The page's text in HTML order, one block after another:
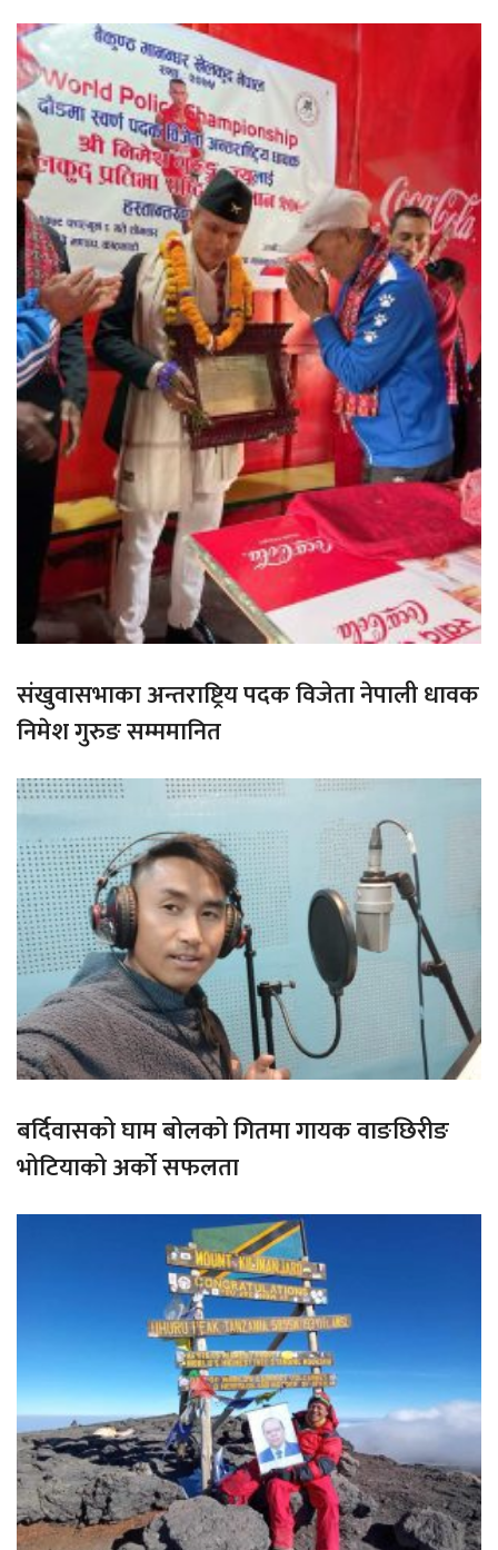
संखुवासभाका अन्तराष्ट्रिय पदक विजेता नेपाली धावक
निमेश गुरुङ सम्ममानित
बर्दिवासको घाम बोलको गितमा गायक वाङछिरीङ
भोटियाको अर्को सफलता